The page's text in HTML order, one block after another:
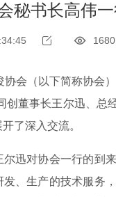
秘书长高伟
1680
协会（以下简称协会）
创董事长王尔迅、总
了深入交流。
迅对协会一行的到
、生产的技术服务